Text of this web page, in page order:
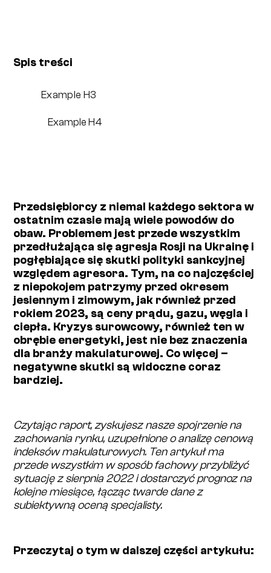
Spis treści
Example H3
Example H4
Przedsiębiorcy z niemal każdego sektora w
ostatnim czasie mają wiele powodów do
obaw. Problemem jest przede wszystkim
przedłużająca się agresja Rosji na Ukrainę i
pogłębiające się skutki polityki sankcyjnej
względem agresora. Tym, na co najczęściej
z niepokojem patrzymy przed okresem
jesiennym i zimowym, jak również przed
rokiem 2023, są ceny prądu, gazu, węgla i
ciepła. Kryzys surowcowy, również ten w
obrębie energetyki, jest nie bez znaczenia
dla branży makulaturowej. Co więcej –
negatywne skutki są widoczne coraz
bardziej.
Czytając raport, zyskujesz nasze spojrzenie na
zachowania rynku, uzupełnione o analizę cenową
indeksów makulaturowych. Ten artykuł ma
przede wszystkim w sposób fachowy przybliżyć
sytuację z sierpnia 2022 i dostarczyć prognoz na
kolejne miesiące, łącząc twarde dane z
subiektywną oceną specjalisty.
Przeczytaj o tym w dalszej części artykułu: